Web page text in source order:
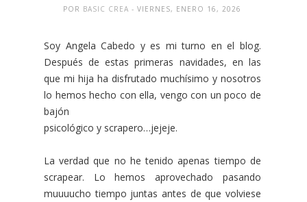
POR BASIC CREA- VIERNES, ENERO 16, 2026
Soy Angela Cabedo y es mi turno en el blog.
Después de estas primeras navidades, en las
que mi hija ha disfrutado muchísimo y nosotros
lo hemos hecho con ella, vengo con un poco de
bajón
psicológico y scrapero…jejeje.
La verdad que no he tenido apenas tiempo de
scrapear. Lo hemos aprovechado pasando
muuuucho tiempo juntas antes de que volviese